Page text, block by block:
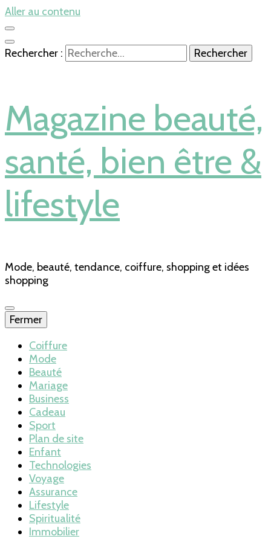
Aller au contenu
Rechercher :
Magazine beauté,
santé, bien être &
lifestyle
Mode, beauté, tendance, coiffure, shopping et idées
shopping
Fermer
Coiffure
Mode
Beauté
Mariage
Business
Cadeau
Sport
Plan de site
Enfant
Technologies
Voyage
Assurance
Lifestyle
Spiritualité
Immobilier